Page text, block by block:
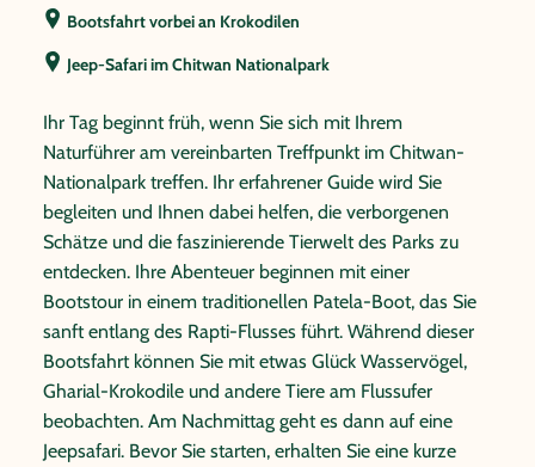
Bootsfahrt vorbei an Krokodilen
Jeep-Safari im Chitwan Nationalpark
Ihr Tag beginnt früh, wenn Sie sich mit Ihrem
Naturführer am vereinbarten Treffpunkt im Chitwan-
Nationalpark treffen. Ihr erfahrener Guide wird Sie
begleiten und Ihnen dabei helfen, die verborgenen
Schätze und die faszinierende Tierwelt des Parks zu
entdecken. Ihre Abenteuer beginnen mit einer
Bootstour in einem traditionellen Patela-Boot, das Sie
sanft entlang des Rapti-Flusses führt. Während dieser
Bootsfahrt können Sie mit etwas Glück Wasservögel,
Gharial-Krokodile und andere Tiere am Flussufer
beobachten. Am Nachmittag geht es dann auf eine
Jeepsafari. Bevor Sie starten, erhalten Sie eine kurze